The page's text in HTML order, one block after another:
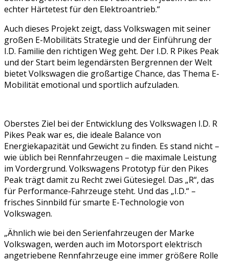
echter Härtetest für den Elektroantrieb.“
Auch dieses Projekt zeigt, dass Volkswagen mit seiner
großen E-Mobilitäts Strategie und der Einführung der
I.D. Familie den richtigen Weg geht. Der I.D. R Pikes Peak
und der Start beim legendärsten Bergrennen der Welt
bietet Volkswagen die großartige Chance, das Thema E-
Mobilität emotional und sportlich aufzuladen.
Oberstes Ziel bei der Entwicklung des Volkswagen I.D. R
Pikes Peak war es, die ideale Balance von
Energiekapazität und Gewicht zu finden. Es stand nicht –
wie üblich bei Rennfahrzeugen – die maximale Leistung
im Vordergrund. Volkswagens Prototyp für den Pikes
Peak trägt damit zu Recht zwei Gütesiegel. Das „R“, das
für Performance-Fahrzeuge steht. Und das „I.D.“ –
frisches Sinnbild für smarte E-Technologie von
Volkswagen.
„Ähnlich wie bei den Serienfahrzeugen der Marke
Volkswagen, werden auch im Motorsport elektrisch
angetriebene Rennfahrzeuge eine immer größere Rolle